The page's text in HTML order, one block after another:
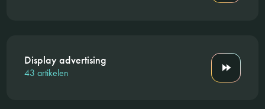
Display advertising
43 artikelen